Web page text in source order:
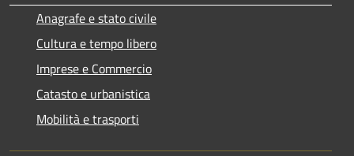
Anagrafe e stato civile
Cultura e tempo libero
Imprese e Commercio
Catasto e urbanistica
Mobilità e trasporti